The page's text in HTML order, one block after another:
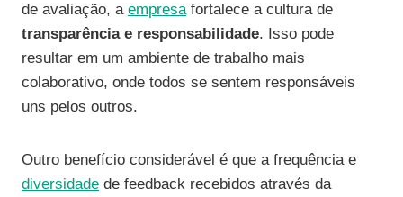
de avaliação, a empresafortalece a cultura de
transparência e responsabilidade. Isso pode
resultar em um ambiente de trabalho mais
colaborativo, onde todos se sentem responsáveis
uns pelos outros.
Outro benefício considerável é que a frequência e
diversidade de feedback recebidos através da